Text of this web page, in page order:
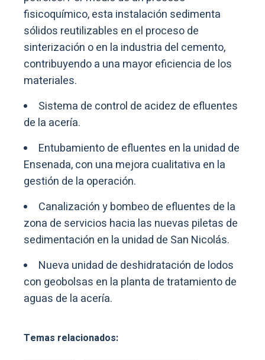
fisicoquímico, esta instalación sedimenta
sólidos reutilizables en el proceso de
sinterización o en la industria del cemento,
contribuyendo a una mayor eficiencia de los
materiales.
Sistema de control de acidez de efluentes
de la acería.
Entubamiento de efluentes en la unidad de
Ensenada, con una mejora cualitativa en la
gestión de la operación.
Canalización y bombeo de efluentes de la
zona de servicios hacia las nuevas piletas de
sedimentación en la unidad de San Nicolás.
Nueva unidad de deshidratación de lodos
con geobolsas en la planta de tratamiento de
aguas de la acería.
Temas relacionados: